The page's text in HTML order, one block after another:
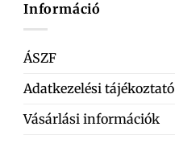
Információ
ÁSZF
Adatkezelési tájékoztató
Vásárlási információk